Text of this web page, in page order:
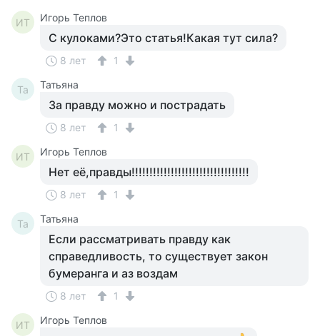
ИТ Игорь Теплов
С кулоками?Это статья!Какая тут сила?
8 лет 1
Та Татьяна
За правду можно и пострадать
8 лет 1
ИТ Игорь Теплов
Нет её,правды!!!!!!!!!!!!!!!!!!!!!!!!!!!!!!!!!
8 лет 1
Та Татьяна
Если рассматривать правду как
справедливость, то существует закон
бумеранга и аз воздам
8 лет 1
ИТ Игорь Теплов